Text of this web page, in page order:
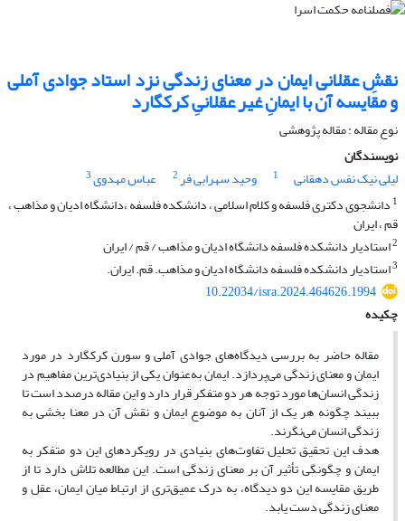
نقشِ عقلانی ایمان در معنای زندگی نزد استاد جوادی آملی
و مقایسه آن با ایمانِ غیر عقلانیِ کرکگارد
نوع مقاله : مقاله پژوهشی
نویسندگان
لیلی نیک نفس دهقانی
1 وحید سهرابی فر2 عباس مهدوی3
1 دانشجوی دکتری فلسفه و کلام اسلامی ، دانشکده فلسفه ،دانشگاه ادیان و مذاهب ،
قم ، ایران
2استادیار دانشکده فلسفه دانشگاه ادیان و مذاهب / قم / ایران
3استادیار دانشکده فلسفه دانشگاه ادیان و مذاهب. قم. ایران.
10.22034/isra.2024.464626.1994
چکیده
مقاله حاضر به بررسی دیدگاه‌های جوادی آملی و سورن کرکگارد در مورد
ایمان و معنای زندگی می‌پردازد. ایمان به‌عنوان یکی از بنیادی‌ترین مفاهیم در
زندگی انسان‌ها مورد توجه هر دو متفکر قرار دارد و این مقاله درصدد است تا
ببیند چگونه هر یک از آنان به موضوع ایمان و نقش آن در معنا بخشی به
زندگی انسان می‌نگرند.
هدف این تحقیق تحلیل تفاوت‌های بنیادی در رویکردهای این دو متفکر به
ایمان و چگونگی تأثیر آن بر معنای زندگی است. این مطالعه تلاش دارد تا از
طریق مقایسه این دو دیدگاه، به درک عمیق‌تری از ارتباط میان ایمان، عقل و
معنای زندگی دست یابد.